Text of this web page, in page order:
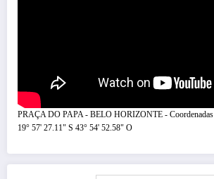
PRAÇA DO PAPA - BELO HORIZONTE - Coordenadas
19° 57' 27.11" S 43° 54' 52.58" O